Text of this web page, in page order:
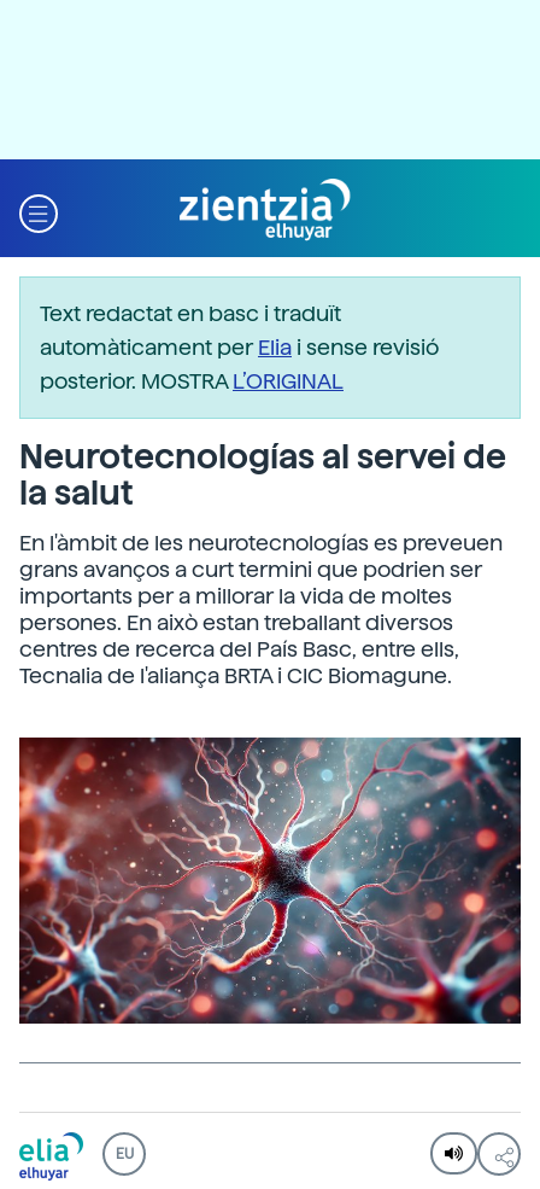
Text redactat en basc i traduït
automàticament perElia i sense revisió
posterior. MOSTRAL’ORIGINAL
Neurotecnologías al servei de
la salut
En l'àmbit de les neurotecnologías es preveuen
grans avanços a curt termini que podrien ser
importants per a millorar la vida de moltes
persones. En això estan treballant diversos
centres de recerca del País Basc, entre ells,
Tecnalia de l'aliança BRTA i CIC Biomagune.
EU